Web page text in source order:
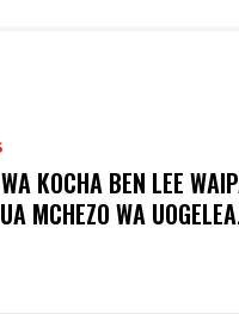
KOCHA BEN LEE
MCHEZO WA